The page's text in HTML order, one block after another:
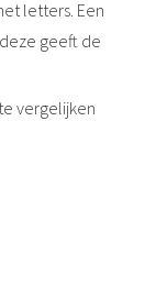
letters. Een
geeft de